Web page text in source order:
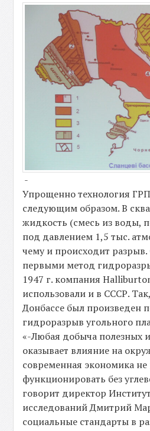
-
Упрощенно технология
следующим образом. В
жидкость (смесь из воды,
под давлением 1,5 тыс.
чему и происходит разрыв.
первыми метод
1947 г. компания
использовали и в СССР.
Донбассе был произведен
гидроразрыв угольного
«-Любая добыча полезных
оказывает влияние на
современная экономика не
функционировать без
говорит директор
исследований Дмитрий
социальные стандарты в